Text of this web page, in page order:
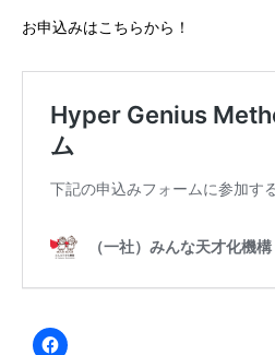
お申込みはこちらから！